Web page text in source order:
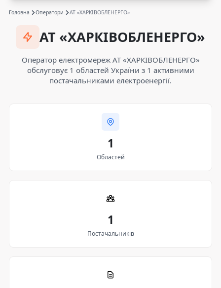
Головна Оператори АТ «ХАРКІВОБЛЕНЕРГО»
АТ «ХАРКІВОБЛЕНЕРГО»
Оператор електромереж АТ «ХАРКІВОБЛЕНЕРГО»
обслуговує 1 областей України з 1 активними
постачальниками електроенергії.
1
Областей
1
Постачальників